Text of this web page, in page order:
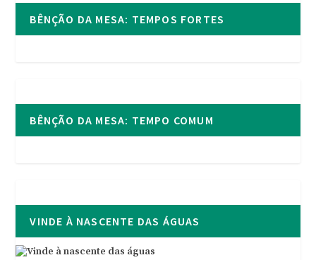
BÊNÇÃO DA MESA: TEMPOS FORTES
BÊNÇÃO DA MESA: TEMPO COMUM
VINDE À NASCENTE DAS ÁGUAS